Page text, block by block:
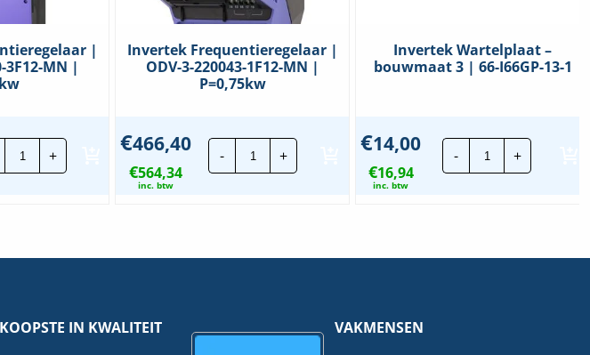
|
3F12-MN |
Invertek
Frequentieregelaar
|
|
+
Invertek Frequentieregelaar |
ODV-3-220043-1F12-MN |
P=0,75kw
€466,40
€564,34
inc. btw
-
Invertek
Frequentieregelaar
|
|
+
Invertek Wartelplaat –
bouwmaat 3 | 66-I66GP-13-1
€14,00
€16,94
inc. btw
-
Invertek
Wartelplaat
-
13-
+
IN KWALITEIT
VAKMENSEN